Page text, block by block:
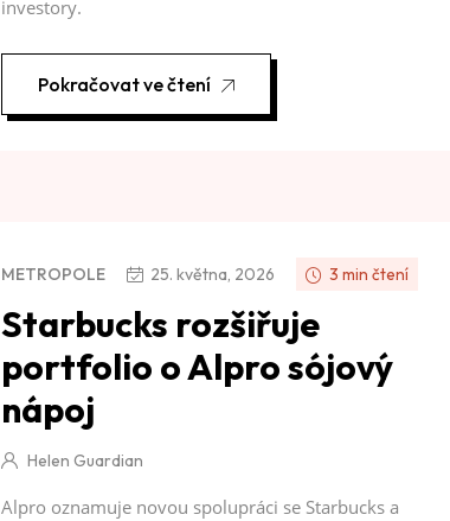
investory.
Pokračovat ve čtení
METROPOLE 25. května, 2026 3 min čtení
Starbucks rozšiřuje
portfolio o Alpro sójový
nápoj
Helen Guardian
Alpro oznamuje novou spolupráci se Starbucks a